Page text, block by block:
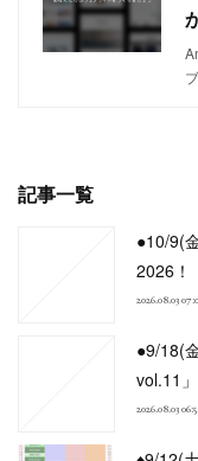
記事一覧
●10/9(
2026！
2026.08.03
●9/18(
vol.11」
2026.08.03